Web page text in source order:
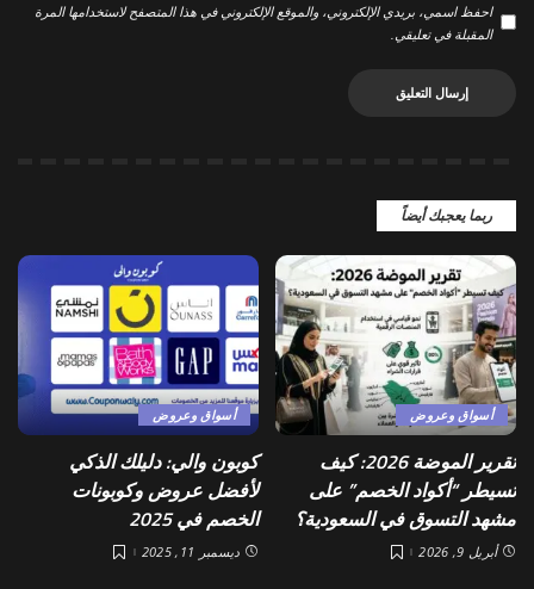
احفظ اسمي، بريدي الإلكتروني، والموقع الإلكتروني في هذا المتصفح لاستخدامها المرة
المقبلة في تعليقي.
ربما يعجبك أيضاً
أسواق وعروض
تقرير الموضة 2026: كيف
تسيطر “أكواد الخصم” على
مشهد التسوق في السعودية؟
أبريل 9, 2026
أسواق وعروض
كوبون والي: دليلك الذكي
لأفضل عروض وكوبونات
الخصم في 2025
ديسمبر 11, 2025